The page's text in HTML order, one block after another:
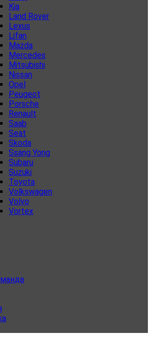
Kia
Land Rover
Lexus
Lifan
Mazda
Mercedes
Mitsubishi
Nissan
Opel
Peugeot
Porsche
Renault
Saab
Seat
Skoda
Ssang Yong
Subaru
Suzuki
Toyota
Volkswagen
Volvo
Vortex